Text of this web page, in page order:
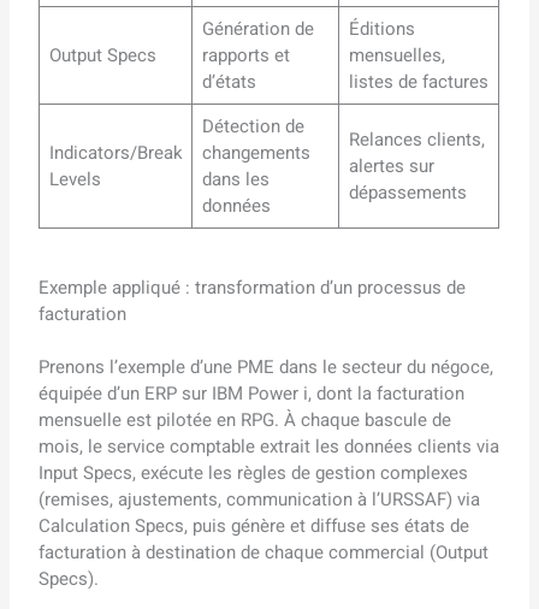
Output Specs
Génération de
rapports et
d’états
Éditions
mensuelles,
listes de factures
Indicators/Break
Levels
Détection de
changements
dans les
données
Relances clients,
alertes sur
dépassements
Exemple appliqué : transformation d’un processus de
facturation
Prenons l’exemple d’une PME dans le secteur du négoce,
équipée d’un ERP sur IBM Power i, dont la facturation
mensuelle est pilotée en RPG. À chaque bascule de
mois, le service comptable extrait les données clients via
Input Specs, exécute les règles de gestion complexes
(remises, ajustements, communication à l’URSSAF) via
Calculation Specs, puis génère et diffuse ses états de
facturation à destination de chaque commercial (Output
Specs).